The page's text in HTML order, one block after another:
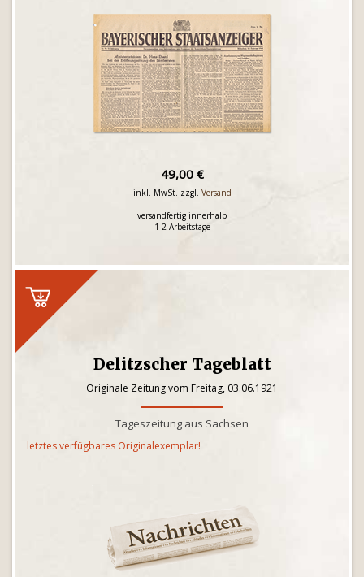
49,00 €
inkl. MwSt. zzgl. Versand
versandfertig innerhalb
1-2 Arbeitstage
Delitzscher Tageblatt
Originale Zeitung vom Freitag, 03.06.1921
Tageszeitung aus Sachsen
letztes verfügbares Originalexemplar!